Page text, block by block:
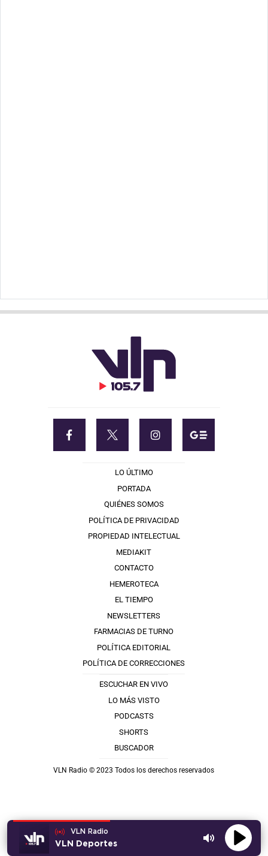
VLN Radio
VLN Deportes
LO ÚLTIMO
PORTADA
QUIÉNES SOMOS
POLÍTICA DE PRIVACIDAD
PROPIEDAD INTELECTUAL
MEDIAKIT
CONTACTO
HEMEROTECA
EL TIEMPO
NEWSLETTERS
FARMACIAS DE TURNO
POLÍTICA EDITORIAL
POLÍTICA DE CORRECCIONES
ESCUCHAR EN VIVO
LO MÁS VISTO
PODCASTS
SHORTS
BUSCADOR
VLN Radio © 2023 Todos los derechos reservados